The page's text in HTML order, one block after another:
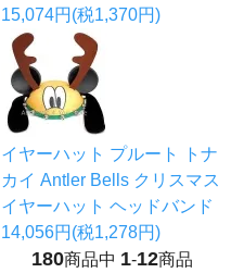
15,074円(税1,370円)
イヤーハット プルート トナ
カイ Antler Bells クリスマス
イヤーハット ヘッドバンド
14,056円(税1,278円)
180商品中 1-12商品